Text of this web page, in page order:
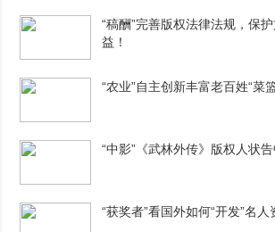
“稿酬”完善版权法律法规，保
益！
“农业”自主创新丰富老百姓“菜
“中影”《武林外传》版权人状
“获奖者”看国外如何“开发”名人